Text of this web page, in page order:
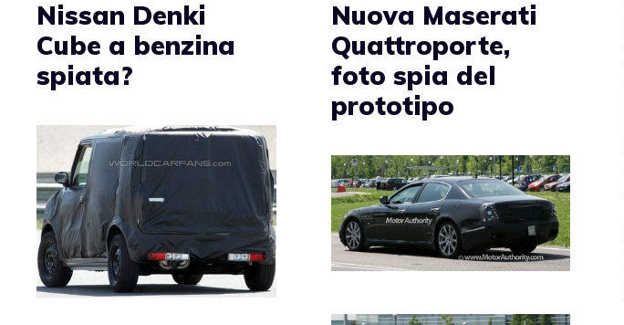
Nissan Denki
Cube a benzina
spiata?
Nuova Maserati
Quattroporte,
foto spia del
prototipo